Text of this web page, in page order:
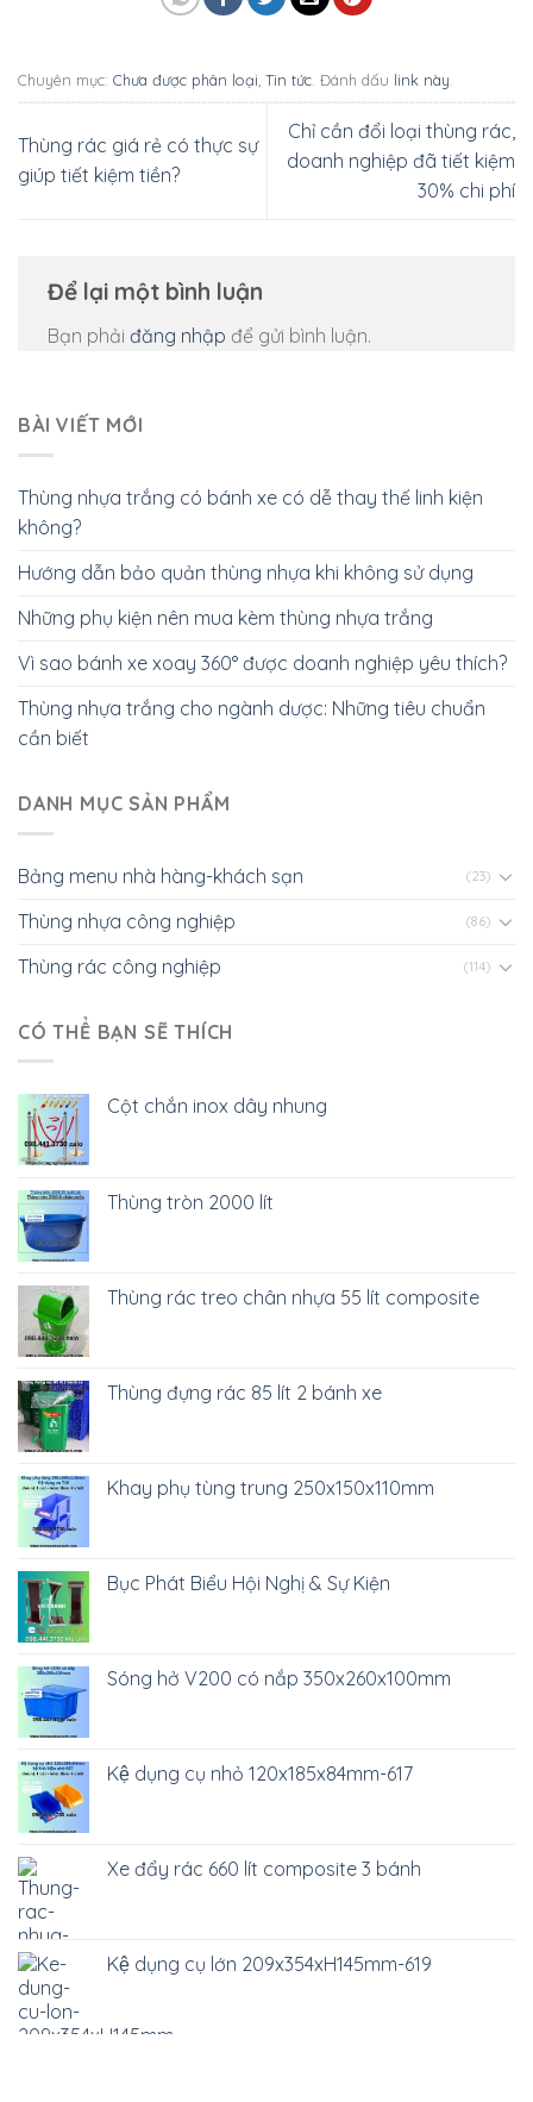
Chuyên mục: Chưa được phân loại Tin tức . Đánh dấu link này
Thùng rác giá rẻ có thực sự
giúp tiết kiệm tiền?
Chỉ cần đổi loại thùng rác,
doanh nghiệp đã tiết kiệm
30% chi phí
Để lại một bình luận
Bạn phải đăng nhập để gửi bình luận.
BÀI VIẾT MỚI
Thùng nhựa trắng có bánh xe có dễ thay thế linh kiện
không?
Hướng dẫn bảo quản thùng nhựa khi không sử dụng
Những phụ kiện nên mua kèm thùng nhựa trắng
Vì sao bánh xe xoay 360° được doanh nghiệp yêu thích?
Thùng nhựa trắng cho ngành dược: Những tiêu chuẩn
cần biết
DANH MỤC SẢN PHẨM
Bảng menu nhà hàng-khách sạn (23)
Thùng nhựa công nghiệp (86)
Thùng rác công nghiệp (114)
CÓ THỂ BẠN SẼ THÍCH
Cột chắn inox dây nhung
Thùng tròn 2000 lít
Thùng rác treo chân nhựa 55 lít composite
Thùng đựng rác 85 lít 2 bánh xe
Khay phụ tùng trung 250x150x110mm
Bục Phát Biểu Hội Nghị & Sự Kiện
Sóng hở V200 có nắp 350x260x100mm
Kệ dụng cụ nhỏ 120x185x84mm-617
Xe đẩy rác 660 lít composite 3 bánh
Kệ dụng cụ lớn 209x354xH145mm-619